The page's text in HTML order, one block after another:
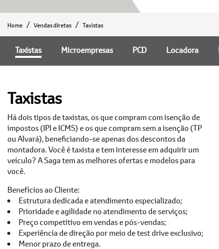
Home Vendas diretas Taxistas
Microempresas PCD Locadora
Taxistas
Taxistas
Há dois tipos de taxistas, os que compram com isenção de
impostos (IPI e ICMS) e os que compram sem a isenção (TP
ou Alvará), beneficiando-se apenas dos descontos da
montadora. Você é taxista e tem interesse em adquirir um
veículo? A Saga tem as melhores ofertas e modelos para
você.
Benefícios ao Cliente:
Estrutura dedicada e atendimento especializado;
Prioridade e agilidade no atendimento de serviços;
Preço competitivo em vendas e pós-vendas;
Experiência de direção por meio de test drive exclusivo;
Menor prazo de entrega.